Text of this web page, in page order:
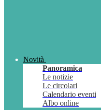
Novità
Panoramica
Le notizie
Le circolari
Calendario eventi
Albo online